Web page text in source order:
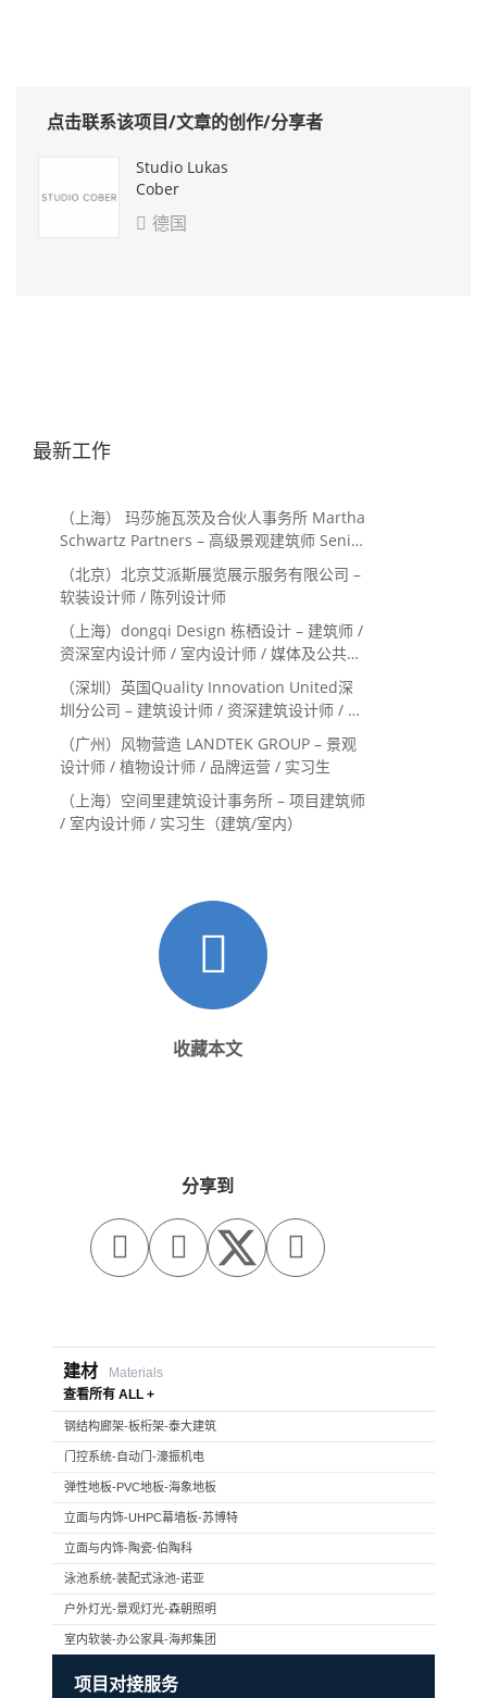
点击联系该项目/文章的创作/分享者
Studio Lukas
Cober
 德国
最新工作
（上海） 玛莎施瓦茨及合伙人事务所 Martha
Schwartz Partners – 高级景观建筑师 Senior
Landscape Designer / 景观建筑师
Landscape Designer
（北京）北京艾派斯展览展示服务有限公司 –
软装设计师 / 陈列设计师
（上海）dongqi Design 栋栖设计 – 建筑师 /
资深室内设计师 / 室内设计师 / 媒体及公共关
系主管 / 设计实习生（常年招聘）
（深圳）英国Quality Innovation United深
圳分公司 – 建筑设计师 / 资深建筑设计师 / 室
内设计师 / 设计实习生
（广州）风物营造 LANDTEK GROUP – 景观
设计师 / 植物设计师 / 品牌运营 / 实习生
（上海）空间里建筑设计事务所 – 项目建筑师
/ 室内设计师 / 实习生（建筑/室内）
收藏本文
分享到
  
建材
Materials
查看所有 ALL +
钢结构廊架-板桁架-泰大建筑
门控系统-自动门-濠振机电
弹性地板-PVC地板-海象地板
立面与内饰-UHPC幕墙板-苏博特
立面与内饰-陶瓷-伯陶科
泳池系统-装配式泳池-诺亚
户外灯光-景观灯光-森朝照明
室内软装-办公家具-海邦集团
项目对接服务